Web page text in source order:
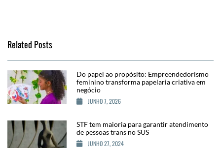
Related Posts
Do papel ao propósito: Empreendedorismo
feminino transforma papelaria criativa em
negócio
JUNHO 7, 2026
STF tem maioria para garantir atendimento
de pessoas trans no SUS
JUNHO 27, 2024